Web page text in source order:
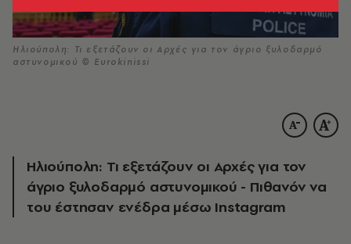
Ηλιούπολη: Τι εξετάζουν οι Αρχές για τον άγριο ξυλοδαρμό
αστυνομικού © Eurokinissi
Ηλιούπολη: Τι εξετάζουν οι Αρχές για τον
άγριο ξυλοδαρμό αστυνομικού - Πιθανόν να
του έστησαν ενέδρα μέσω Instagram